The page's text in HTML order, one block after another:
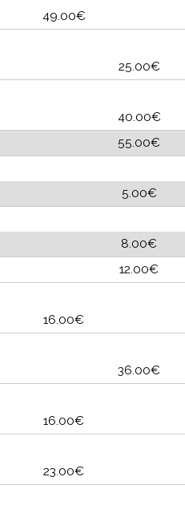
49.00€
25.00€
40.00€
55.00€
5.00€
8.00€
12.00€
16.00€
36.00€
16.00€
23.00€